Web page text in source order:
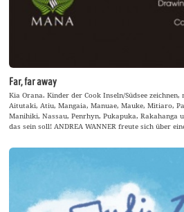
Far, far away
Kia Orana. Kinder der Cook Inseln/Südsee
Aitutaki, Atiu, Mangaia, Manuae, Mauke, Mitiaro,
Manihiki, Nassau, Penrhyn, Pukapuka, Rakahanga
das sein soll! ANDREA WANNER freute sich über